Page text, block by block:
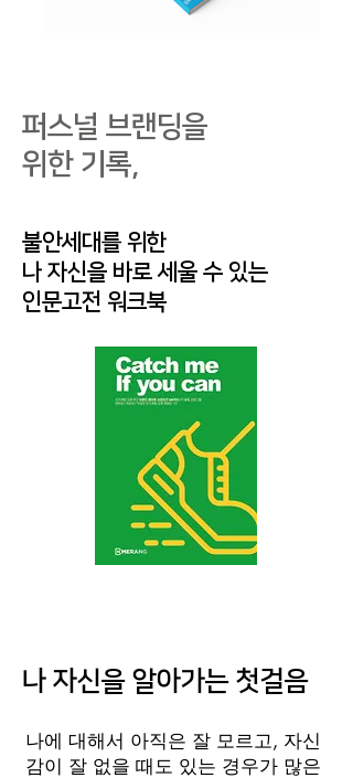
불안세대를 위한
나 자신을​ 바로 세울 수 있는
인문고전 워크북
퍼스널 브랜딩을
위한 기록,
​나 자신을 알아가는 첫걸음
나에 대해서 아직은 잘 모르고, 자신
감이 잘 없을 때도 있는 경우가 많은